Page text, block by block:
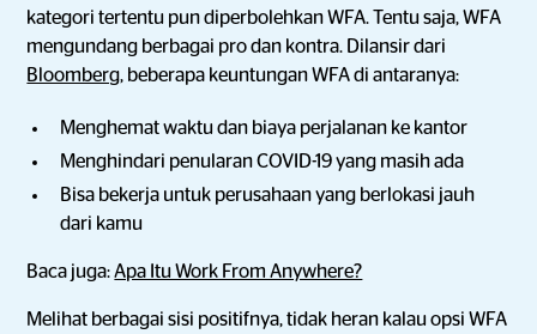
kategori tertentu pun diperbolehkan WFA. Tentu saja, WFA
mengundang berbagai pro dan kontra. Dilansir dari
Bloomberg, beberapa keuntungan WFA di antaranya:
Menghemat waktu dan biaya perjalanan ke kantor
Menghindari penularan COVID-19 yang masih ada
Bisa bekerja untuk perusahaan yang berlokasi jauh
dari kamu
Baca juga:Apa Itu Work From Anywhere?
Melihat berbagai sisi positifnya, tidak heran kalau opsi WFA